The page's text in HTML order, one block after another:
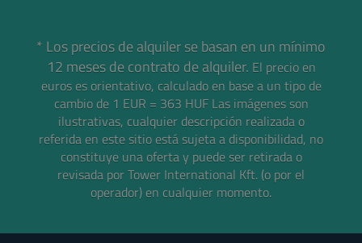
* Los precios de alquiler se basan en un mínimo
12 meses de contrato de alquiler. El precio en
euros es orientativo, calculado en base a un tipo de
cambio de 1 EUR = 363 HUF Las imágenes son
ilustrativas, cualquier descripción realizada o
referida en este sitio está sujeta a disponibilidad, no
constituye una oferta y puede ser retirada o
revisada por Tower International Kft. (o por el
operador) en cualquier momento.